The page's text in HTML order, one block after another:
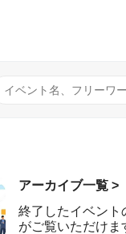
アーカイブ一覧 >
終了したイベント
がご覧いただけま